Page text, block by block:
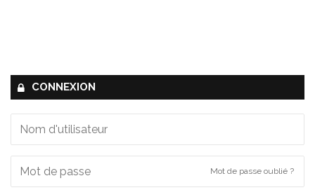
CONNEXION
Mot de passe oublié ?